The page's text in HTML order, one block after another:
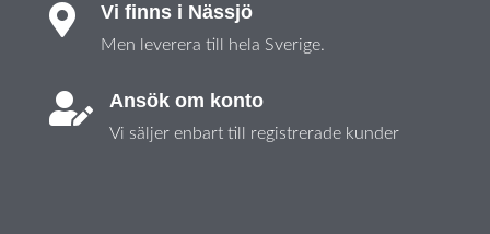
 Vi finns i Nässjö
Men leverera till hela Sverige.
 Ansök om konto
Vi säljer enbart till registrerade kunder